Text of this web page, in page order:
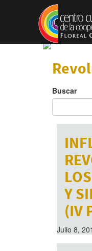
Pasar al contenido principal
Buscar
Y
(IV
Julio 8,